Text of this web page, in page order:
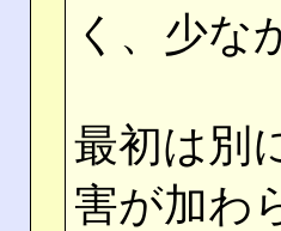
く、少な
最初は別
害が加わ